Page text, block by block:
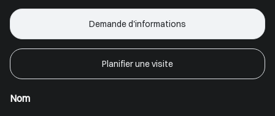
Demande d'informations
Planifier une visite
Nom